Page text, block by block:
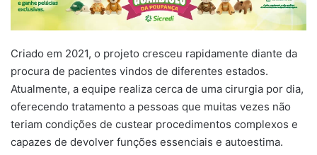
Criado em 2021, o projeto cresceu rapidamente diante da
procura de pacientes vindos de diferentes estados.
Atualmente, a equipe realiza cerca de uma cirurgia por dia,
oferecendo tratamento a pessoas que muitas vezes não
teriam condições de custear procedimentos complexos e
capazes de devolver funções essenciais e autoestima.